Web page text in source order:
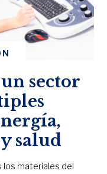
sector
salud
los materiales del